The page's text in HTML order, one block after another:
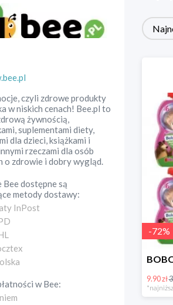
czyli zdrowe produkty
w niskich cenach! Bee.pl to
żywnością,
suplementami diety,
dla dzieci, książkami i
rzeczami dla osób
o zdrowie i dobry wygląd.
Beedostępne są
metody dostawy:
InPost
wBee:
-72%
9.90 zł